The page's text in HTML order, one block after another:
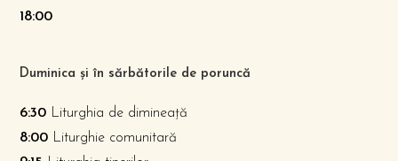
18:00
Duminica și în sărbătorile de poruncă
6:30 Liturghia de dimineață
8:00 Liturghie comunitară